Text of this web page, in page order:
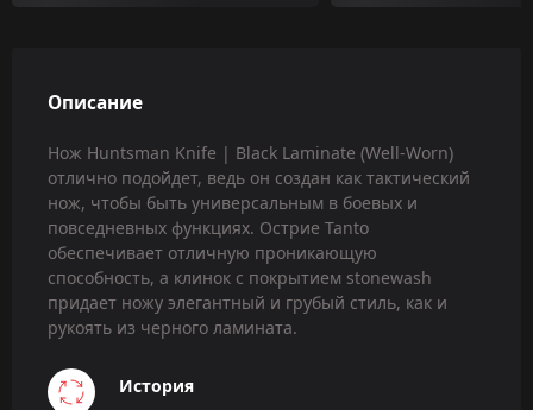
Описание
Нож Huntsman Knife | Black Laminate (Well-Worn)
отлично подойдет, ведь он создан как тактический
нож, чтобы быть универсальным в боевых и
повседневных функциях. Острие Tanto
обеспечивает отличную проникающую
способность, а клинок с покрытием stonewash
придает ножу элегантный и грубый стиль, как и
рукоять из черного ламината.
История